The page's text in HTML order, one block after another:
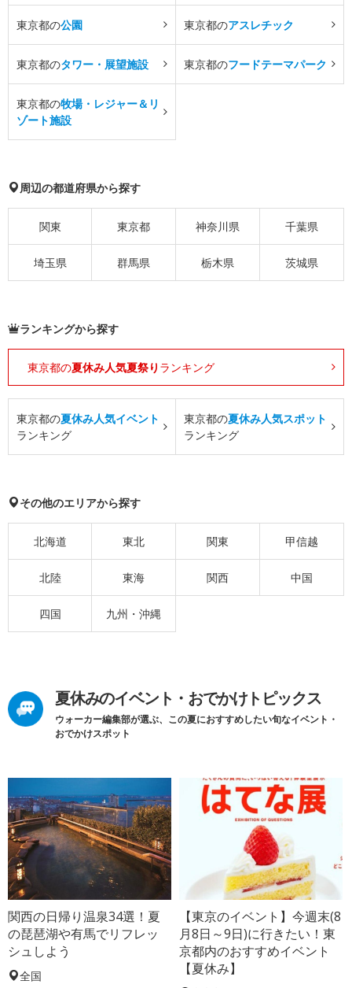
東京都の公園 東京都のアスレチック
東京都のタワー・展望施設 東京都のフードテーマパーク
東京都の牧場・レジャー＆リ
ゾート施設
周辺の都道府県から探す
関東 東京都 神奈川県 千葉県
埼玉県 群馬県 栃木県 茨城県
ランキングから探す
東京都の夏休み人気夏祭り ランキング
東京都の夏休み人気イベント
ランキング
東京都の夏休み人気スポット
ランキング
その他のエリアから探す
北海道 東北 関東 甲信越
北陸 東海 関西 中国
四国 九州・沖縄
夏休みのイベント・おでかけトピックス
ウォーカー編集部が選ぶ、この夏におすすめしたい旬なイベント・
おでかけスポット
関西の日帰り温泉34選！夏
の琵琶湖や有馬でリフレッ
シュしよう
全国
【東京のイベント】今週末(8
月8日～9日)に行きたい！東
京都内のおすすめイベント
【夏休み】